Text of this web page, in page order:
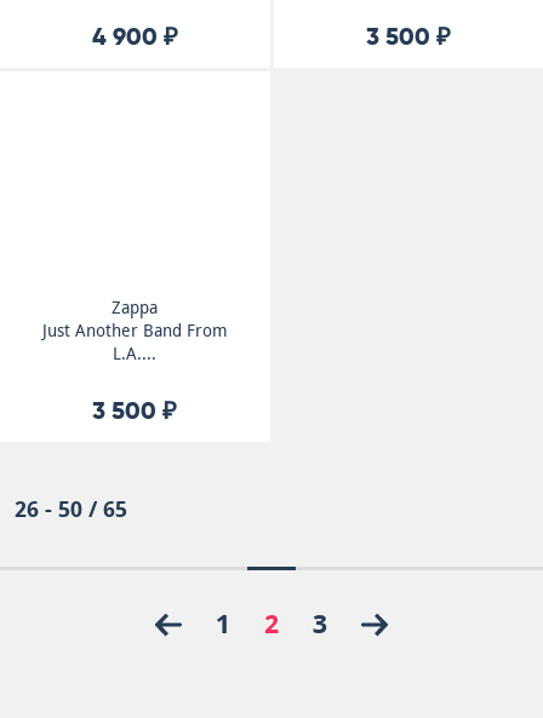
4 900 ₽ 3 500 ₽
Zappa
Just Another Band From
L.A....
3 500 ₽
26 - 50 / 65
1 2 3